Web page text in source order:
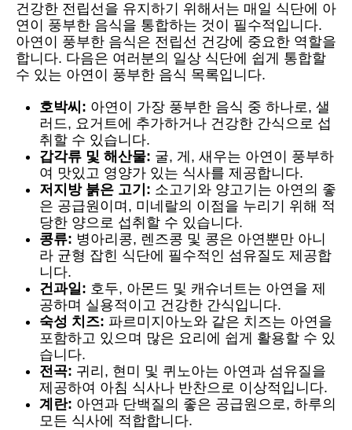
건강한 전립선을 유지하기 위해서는 매일 식단에 아
연이 풍부한 음식을 통합하는 것이 필수적입니다.
아연이 풍부한 음식은 전립선 건강에 중요한 역할을
합니다. 다음은 여러분의 일상 식단에 쉽게 통합할
수 있는 아연이 풍부한 음식 목록입니다.
호박씨: 아연이 가장 풍부한 음식 중 하나로, 샐
러드, 요거트에 추가하거나 건강한 간식으로 섭
취할 수 있습니다.
갑각류 및 해산물: 굴, 게, 새우는 아연이 풍부하
여 맛있고 영양가 있는 식사를 제공합니다.
저지방 붉은 고기: 소고기와 양고기는 아연의 좋
은 공급원이며, 미네랄의 이점을 누리기 위해 적
당한 양으로 섭취할 수 있습니다.
콩류: 병아리콩, 렌즈콩 및 콩은 아연뿐만 아니
라 균형 잡힌 식단에 필수적인 섬유질도 제공합
니다.
건과일: 호두, 아몬드 및 캐슈너트는 아연을 제
공하며 실용적이고 건강한 간식입니다.
숙성 치즈: 파르미지아노와 같은 치즈는 아연을
포함하고 있으며 많은 요리에 쉽게 활용할 수 있
습니다.
전곡: 귀리, 현미 및 퀴노아는 아연과 섬유질을
제공하여 아침 식사나 반찬으로 이상적입니다.
계란: 아연과 단백질의 좋은 공급원으로, 하루의
모든 식사에 적합합니다.